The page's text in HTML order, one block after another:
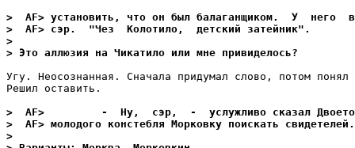
>  AF> установить, что он был балаганщиком.  У  него
>  AF> сэр.  "Чез  Колотило,  детский затейник".
>
> Это аллюзия на Чикатило или мне привиделось?
Угу. Неосознанная. Сначала придумал слово, потом понял
Решил оставить.
>  AF>         -  Ну,  сэр,  -  услужливо сказал
>  AF> молодого констебля Морковку поискать свидетелей.
>